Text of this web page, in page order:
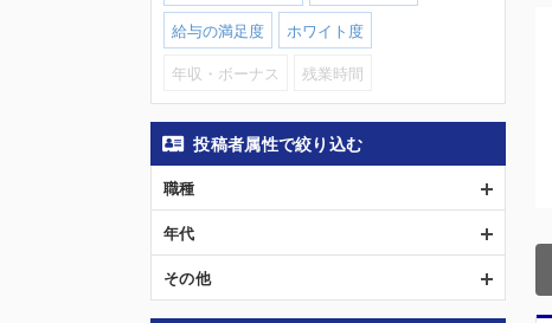
給与の満足度
ホワイト度
年収・ボーナス
残業時間
投稿者属性で絞り込む
職種
年代
その他